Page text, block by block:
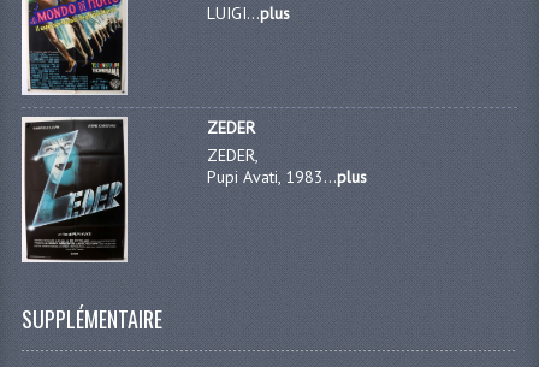
LUIGI...plus
ZEDER
ZEDER,
Pupi Avati, 1983...plus
SUPPLÉMENTAIRE